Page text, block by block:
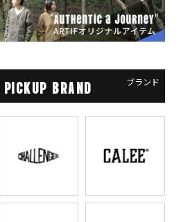
PICKUP BRAND ブランド